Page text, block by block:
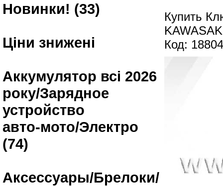
Новинки! (33)
Ціни знижені
Аккумулятор всі 2026
року/Зарядное
устройство
авто-мото/Электро
(74)
Аксессуары/Брелоки/
Купить
Код: